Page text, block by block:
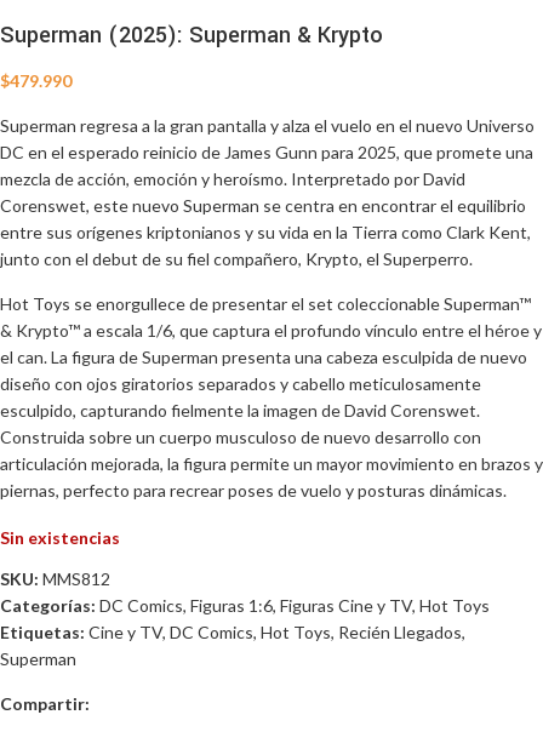
Superman (2025): Superman & Krypto
$479.990
Superman regresa a la gran pantalla y alza el vuelo en el nuevo Universo
DC en el esperado reinicio de James Gunn para 2025, que promete una
mezcla de acción, emoción y heroísmo. Interpretado por David
Corenswet, este nuevo Superman se centra en encontrar el equilibrio
entre sus orígenes kriptonianos y su vida en la Tierra como Clark Kent,
junto con el debut de su fiel compañero, Krypto, el Superperro.
Hot Toys se enorgullece de presentar el set coleccionable Superman™
& Krypto™ a escala 1/6, que captura el profundo vínculo entre el héroe y
el can. La figura de Superman presenta una cabeza esculpida de nuevo
diseño con ojos giratorios separados y cabello meticulosamente
esculpido, capturando fielmente la imagen de David Corenswet.
Construida sobre un cuerpo musculoso de nuevo desarrollo con
articulación mejorada, la figura permite un mayor movimiento en brazos y
piernas, perfecto para recrear poses de vuelo y posturas dinámicas.
Sin existencias
SKU: MMS812
Categorías: DC Comics, Figuras 1:6, Figuras Cine y TV, Hot Toys
Etiquetas: Cine y TV, DC Comics, Hot Toys, Recién Llegados,
Superman
Compartir: